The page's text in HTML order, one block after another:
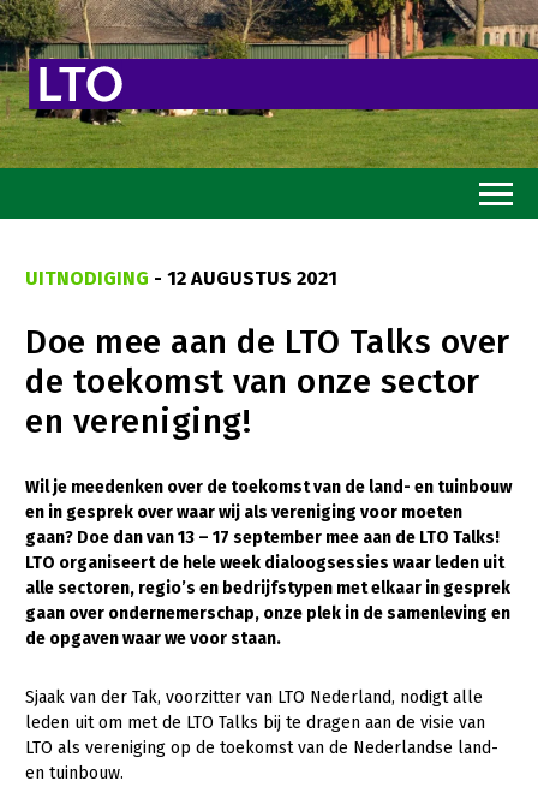
Goed eten
Mooi groen
Sterk ondernemerschap
Transitiepaden
Thema’s
Gezonde planten
Gezonde dieren
Bodem en water
Platteland en omgeving
UITNODIGING - 12 AUGUSTUS 2021
Doe mee aan de LTO Talks over
de toekomst van onze sector
en vereniging!
Wil je meedenken over de toekomst van de land- en tuinbouw
en in gesprek over waar wij als vereniging voor moeten
gaan? Doe dan van 13 – 17 september mee aan de LTO Talks!
LTO organiseert de hele week dialoogsessies waar leden uit
alle sectoren, regio’s en bedrijfstypen met elkaar in gesprek
gaan over ondernemerschap, onze plek in de samenleving en
de opgaven waar we voor staan.
Sjaak van der Tak, voorzitter van LTO Nederland, nodigt alle
leden uit om met de LTO Talks bij te dragen aan de visie van
LTO als vereniging op de toekomst van de Nederlandse land-
en tuinbouw.